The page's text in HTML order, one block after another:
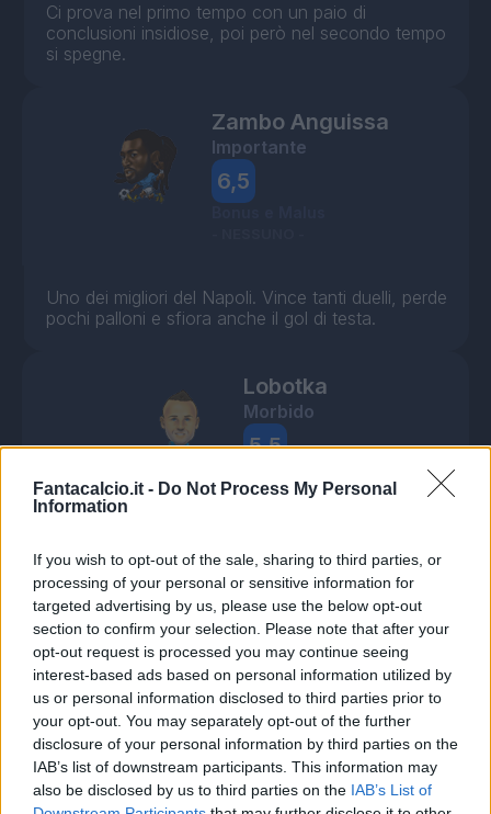
Fantacalcio.it - Do Not Process My Personal
Information
If you wish to opt-out of the sale, sharing to third parties, or
processing of your personal or sensitive information for
targeted advertising by us, please use the below opt-out
section to confirm your selection. Please note that after your
opt-out request is processed you may continue seeing
interest-based ads based on personal information utilized by
us or personal information disclosed to third parties prior to
your opt-out. You may separately opt-out of the further
disclosure of your personal information by third parties on the
IAB’s list of downstream participants. This information may
also be disclosed by us to third parties on the IAB’s List of
Ci prova nel primo tempo con un paio di
conclusioni insidiose, poi però nel secondo tempo
si spegne.
Zambo Anguissa
Importante
6,5
Uno dei migliori del Napoli. Vince tanti duelli, perde
pochi palloni e sfiora anche il gol di testa.
Lobotka
Morbido
5,5
- NESSUNO -
Non un metronomo impeccabile come al solito. In
occasione del gol di Isaksen risulta davvero
troppo morbido su Noslin.